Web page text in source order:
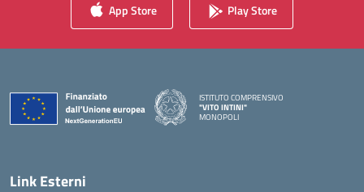
App Store Play Store
ISTITUTO COMPRENSIVO
"VITO INTINI"
MONOPOLI
Link Esterni